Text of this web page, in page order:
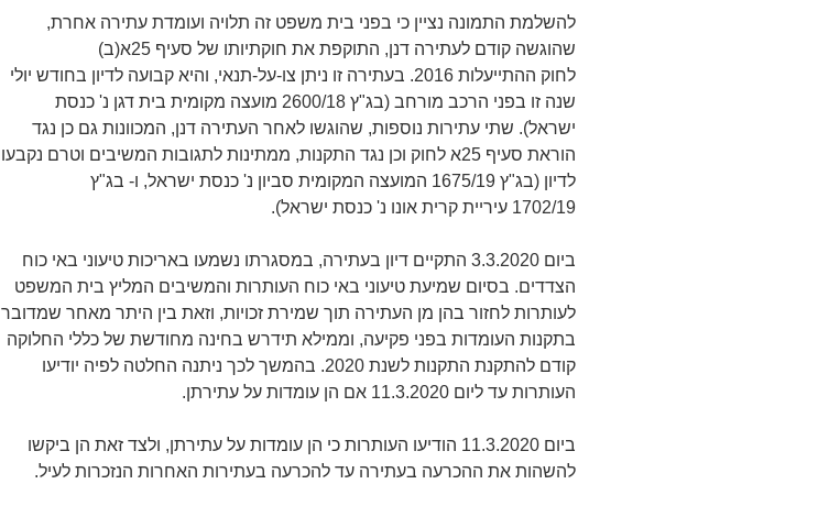
להשלמת התמונה נציין כי בפני בית משפט זה תלויה ועומדת עתירה אחרת,
שהוגשה קודם לעתירה דנן, התוקפת את חוקתיותו של סעיף 25א(ב)
לחוק ההתייעלות 2016. בעתירה זו ניתן צו-על-תנאי, והיא קבועה לדיון בחודש יולי
שנה זו בפני הרכב מורחב (בג"ץ 2600/18 מועצה מקומית בית דגן נ' כנסת
ישראל). שתי עתירות נוספות, שהוגשו לאחר העתירה דנן, המכוונות גם כן נגד
הוראת סעיף 25א לחוק וכן נגד התקנות, ממתינות לתגובות המשיבים וטרם נקבעו
לדיון (בג"ץ 1675/19 המועצה המקומית סביון נ' כנסת ישראל, ו- בג"ץ
1702/19 עיריית קרית אונו נ' כנסת ישראל).
ביום 3.3.2020 התקיים דיון בעתירה, במסגרתו נשמעו באריכות טיעוני באי כוח
הצדדים. בסיום שמיעת טיעוני באי כוח העותרות והמשיבים המליץ בית המשפט
לעותרות לחזור בהן מן העתירה תוך שמירת זכויות, וזאת בין היתר מאחר שמדובר
בתקנות העומדות בפני פקיעה, וממילא תידרש בחינה מחודשת של כללי החלוקה
קודם להתקנת התקנות לשנת 2020. בהמשך לכך ניתנה החלטה לפיה יודיעו
העותרות עד ליום 11.3.2020 אם הן עומדות על עתירתן.
ביום 11.3.2020 הודיעו העותרות כי הן עומדות על עתירתן, ולצד זאת הן ביקשו
להשהות את ההכרעה בעתירה עד להכרעה בעתירות האחרות הנזכרות לעיל.